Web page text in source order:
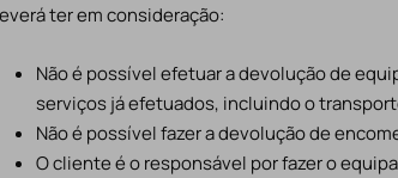
ter em consideração:
Não é possível efetuar a devolução de
serviços já efetuados, incluindo o
Não é possível fazer a devolução de
O cliente é o responsável por fazer o